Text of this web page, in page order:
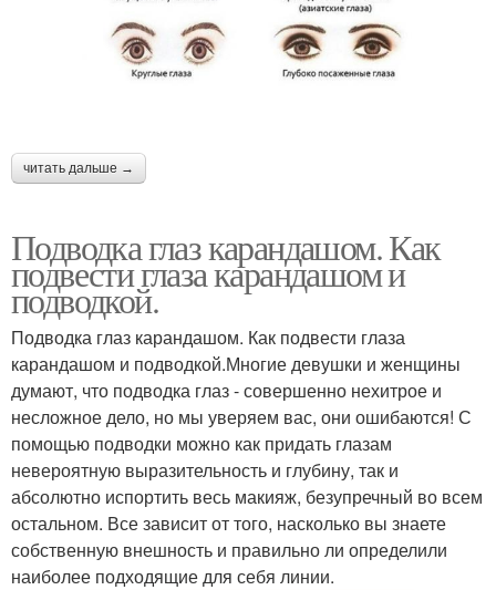
читать дальше →
Подводка глаз карандашом. Как
подвести глаза карандашом и
подводкой.
Подводка глаз карандашом. Как подвести глаза
карандашом и подводкой.Многие девушки и женщины
думают, что подводка глаз - совершенно нехитрое и
несложное дело, но мы уверяем вас, они ошибаются! С
помощью подводки можно как придать глазам
невероятную выразительность и глубину, так и
абсолютно испортить весь макияж, безупречный во всем
остальном. Все зависит от того, насколько вы знаете
собственную внешность и правильно ли определили
наиболее подходящие для себя линии.